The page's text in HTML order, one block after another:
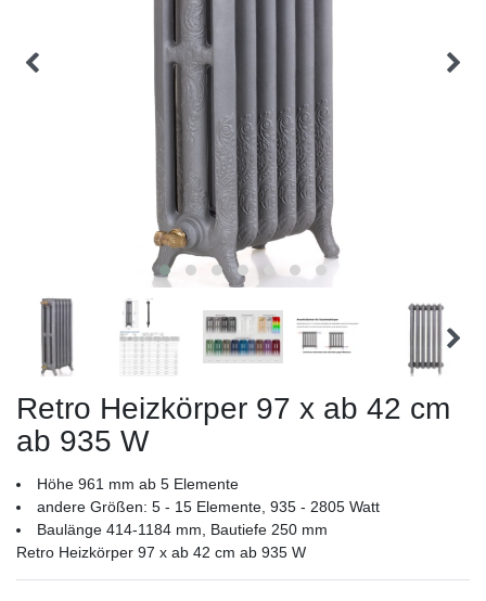
Retro Heizkörper 97 x ab 42 cm
ab 935 W
Höhe 961 mm ab 5 Elemente
andere Größen: 5 - 15 Elemente, 935 - 2805 Watt
Baulänge 414-1184 mm, Bautiefe 250 mm
Retro Heizkörper 97 x ab 42 cm ab 935 W